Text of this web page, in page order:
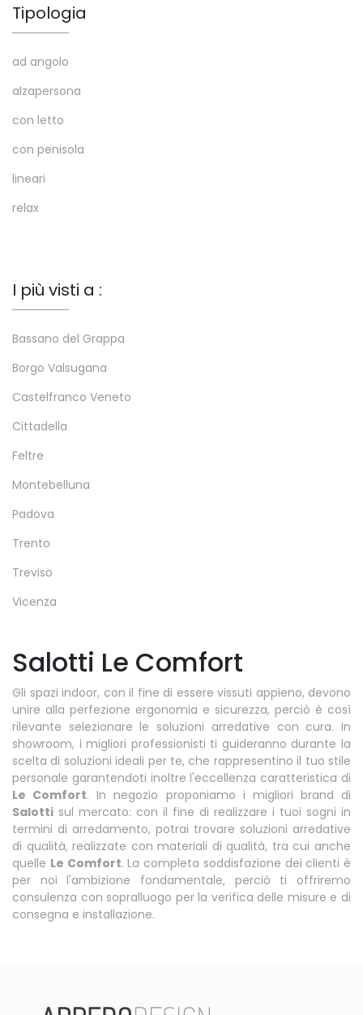
Tipologia
ad angolo
alzapersona
con letto
con penisola
lineari
relax
I più visti a :
Bassano del Grappa
Borgo Valsugana
Castelfranco Veneto
Cittadella
Feltre
Montebelluna
Padova
Trento
Treviso
Vicenza
Salotti Le Comfort
Gli spazi indoor, con il fine di essere vissuti appieno, devono
unire alla perfezione ergonomia e sicurezza, perciò è così
rilevante selezionare le soluzioni arredative con cura. In
showroom, i migliori professionisti ti guideranno durante la
scelta di soluzioni ideali per te, che rappresentino il tuo stile
personale garantendoti inoltre l'eccellenza caratteristica di
Le Comfort. In negozio proponiamo i migliori brand di
Salotti sul mercato: con il fine di realizzare i tuoi sogni in
termini di arredamento, potrai trovare soluzioni arredative
di qualità, realizzate con materiali di qualità, tra cui anche
quelle Le Comfort. La completa soddisfazione dei clienti è
per noi l'ambizione fondamentale, perciò ti offriremo
consulenza con sopralluogo per la verifica delle misure e di
consegna e installazione.